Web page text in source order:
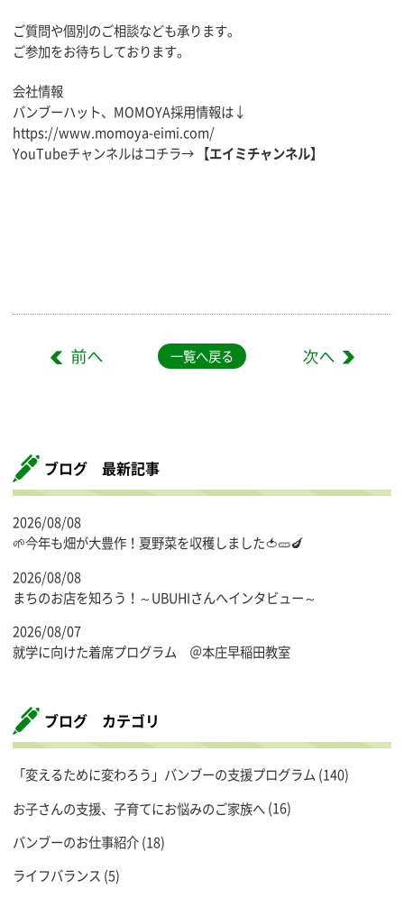
ご質問や個別のご相談なども承ります。
ご参加をお待ちしております。
会社情報
バンブーハット、MOMOYA採用情報は↓
https://www.momoya-eimi.com/
YouTubeチャンネルはコチラ→ 【エイミチャンネル】
一覧へ戻る
ブログ 最新記事
2026/08/08
🌱今年も畑が大豊作！夏野菜を収穫しました🍅🥒🍆
2026/08/08
まちのお店を知ろう！～UBUHIさんへインタビュー～
2026/08/07
就学に向けた着席プログラム ＠本庄早稲田教室
ブログ カテゴリ
「変えるために変わろう」バンブーの支援プログラム (140)
お子さんの支援、子育てにお悩みのご家族へ(16)
バンブーのお仕事紹介(18)
ライフバランス (5)